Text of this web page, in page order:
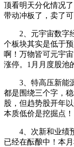
顶看明天分化情况
带动冲板了，卖了
2、元宇宙数字经
个板块其实是低于
啊！万物皆可元宇
涨停。1月月度股池
3、特高压新能源
都是围绕三个字，
股，但趋势股开年
本质低价是挖掘点！
4、次新和业绩预
已经在酝酿中！本